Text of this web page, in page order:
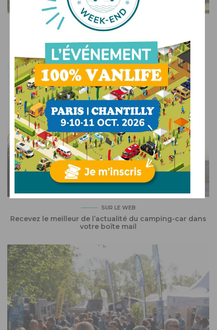
SUR LE WEB
fourgons aménagés
SUR LE WEB
Recevez le meilleur de l’actualité du camping-car dans
votre boîte mail